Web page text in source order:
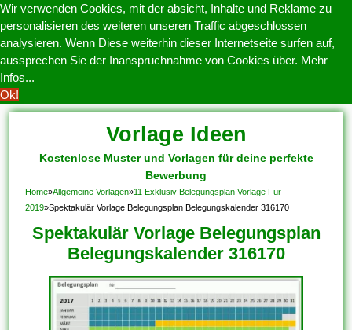
Wir verwenden Cookies, mit der absicht, Inhalte und Reklame zu
personalisieren des weiteren unseren Traffic abgeschlossen
analysieren. Wenn Diese weiterhin dieser Internetseite surfen auf,
aussprechen Sie der Inanspruchnahme von Cookies über. Mehr
Infos...
Ok!
Vorlage Ideen
Kostenlose Muster und Vorlagen für deine perfekte
Bewerbung
Home»Allgemeine Vorlagen»11 Exklusiv Belegungsplan Vorlage Für
2019»Spektakulär Vorlage Belegungsplan Belegungskalender 316170
Spektakulär Vorlage Belegungsplan
Belegungskalender 316170